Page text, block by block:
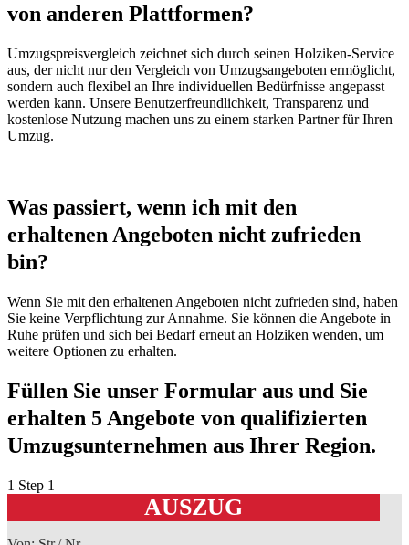
von anderen Plattformen?
Umzugspreisvergleich zeichnet sich durch seinen Holziken-Service
aus, der nicht nur den Vergleich von Umzugsangeboten ermöglicht,
sondern auch flexibel an Ihre individuellen Bedürfnisse angepasst
werden kann. Unsere Benutzerfreundlichkeit, Transparenz und
kostenlose Nutzung machen uns zu einem starken Partner für Ihren
Umzug.
Was passiert, wenn ich mit den
erhaltenen Angeboten nicht zufrieden
bin?
Wenn Sie mit den erhaltenen Angeboten nicht zufrieden sind, haben
Sie keine Verpflichtung zur Annahme. Sie können die Angebote in
Ruhe prüfen und sich bei Bedarf erneut an Holziken wenden, um
weitere Optionen zu erhalten.
Füllen Sie unser Formular aus und Sie
erhalten 5 Angebote von qualifizierten
Umzugsunternehmen aus Ihrer Region.
1 Step 1
AUSZUG